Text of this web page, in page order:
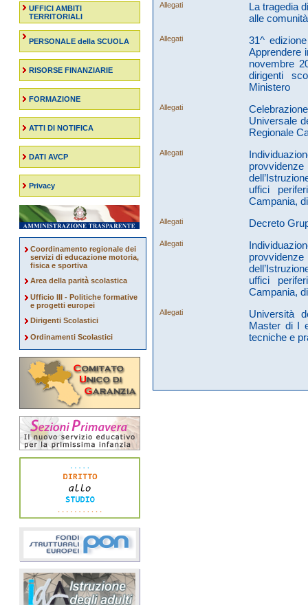
UFFICI AMBITI
TERRITORIALI
PERSONALE della SCUOLA
RISORSE FINANZIARIE
FORMAZIONE
ATTI DI NOTIFICA
DATI AVCP
Privacy
Coordinamento regionale dei
servizi di educazione motoria,
fisica e sportiva
Area della parità scolastica
Ufficio III - Politiche formative
e progetti europei
Dirigenti Scolastici
Ordinamenti Scolastici
Allegati
La tragedia
alle
Allegati
31^
Apprendere
novembre
dirigenti
Ministero
Allegati
Universale
Regionale
Allegati
uffici
Campania,
Allegati Decreto
Allegati
uffici
Campania,
Allegati
Università
Master di I
tecniche e